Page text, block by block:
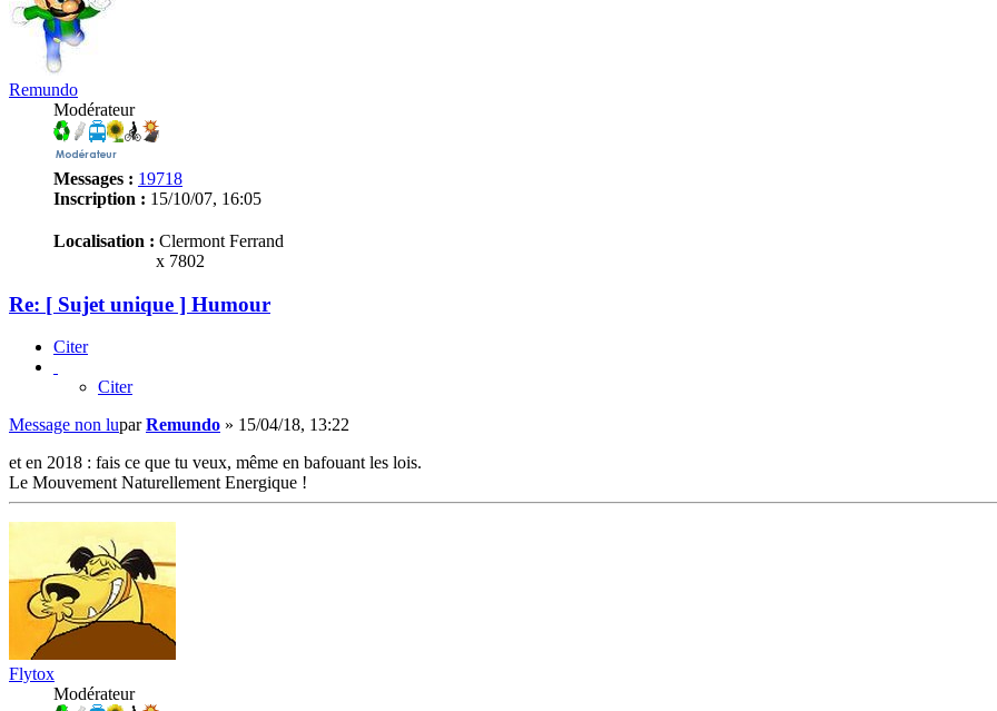
Remundo
Modérateur
Messages : 19718
Inscription : 15/10/07, 16:05
Localisation : Clermont Ferrand
x 7802
Re: [ Sujet unique ] Humour
Citer
Citer
Message non luparRemundo » 15/04/18, 13:22
et en 2018 : fais ce que tu veux, même en bafouant les lois.
Le Mouvement Naturellement Energique !
Flytox
Modérateur